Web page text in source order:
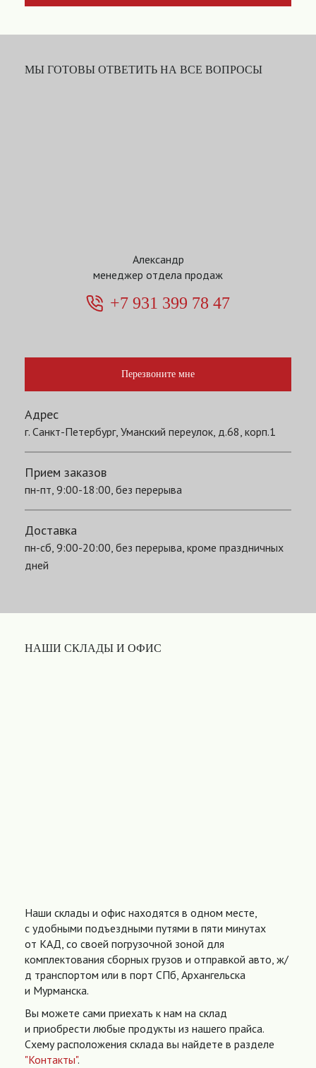
МЫ ГОТОВЫ ОТВЕТИТЬ НА ВСЕ ВОПРОСЫ
Александр
менеджер отдела продаж
+7 931 399 78 47
Перезвоните мне
Адрес
г. Санкт-Петербург, Уманский переулок, д.68, корп.1
Прием заказов
пн-пт, 9:00-18:00, без перерыва
Доставка
пн-сб, 9:00-20:00, без перерыва, кроме праздничных
дней
НАШИ СКЛАДЫ И ОФИС
Наши склады и офис находятся в одном месте,
с удобными подъездными путями в пяти минутах
от КАД, со своей погрузочной зоной для
комплектования сборных грузов и отправкой авто, ж/
д транспортом или в порт СПб, Архангельска
и Мурманска.
Вы можете сами приехать к нам на склад
и приобрести любые продукты из нашего прайса.
Схему расположения склада вы найдете в разделе
"Контакты".